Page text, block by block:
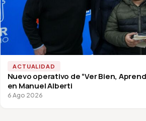
ACTUALIDAD
Nuevo operativo de “Ver Bien,
en Manuel Alberti
6 Ago 2026